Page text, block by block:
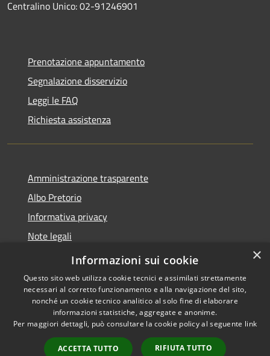
Centralino Unico: 02-91246901
Prenotazione appuntamento
Segnalazione disservizio
Leggi le FAQ
Richiesta assistenza
Amministrazione trasparente
Albo Pretorio
Informativa privacy
Note legali
Dichiarazione di accessibilità
Accessibilità
Copyright © 2026 • Comune di
Baranzate • Powered by
Municipium•
Accesso
×
Informazioni sui cookie
Questo sito web utilizza cookie tecnici e assimilati strettamente
necessari al corretto funzionamento e alla navigazione del sito,
nonché un cookie tecnico analitico al solo fine di elaborare
informazioni statistiche, aggregate e anonime.
Per maggiori dettagli, può consultare la cookie policy al seguente link
ACCETTA TUTTO RIFIUTA TUTTO